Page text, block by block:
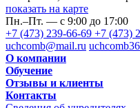
показать на карте
Пн.–Пт. — с 9:00 до 17:00
+7 (473) 239-66-69 +7 (473)
uchcomb@mail.ru
О компании
Обучение
Отзывы и клиенты
Контакты